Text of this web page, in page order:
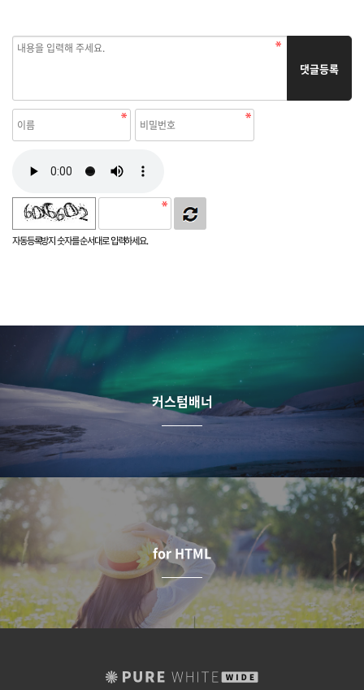
자동등록방지 숫자를 순서대로 입력하세요.
댓글등록
커스텀배너
for HTML